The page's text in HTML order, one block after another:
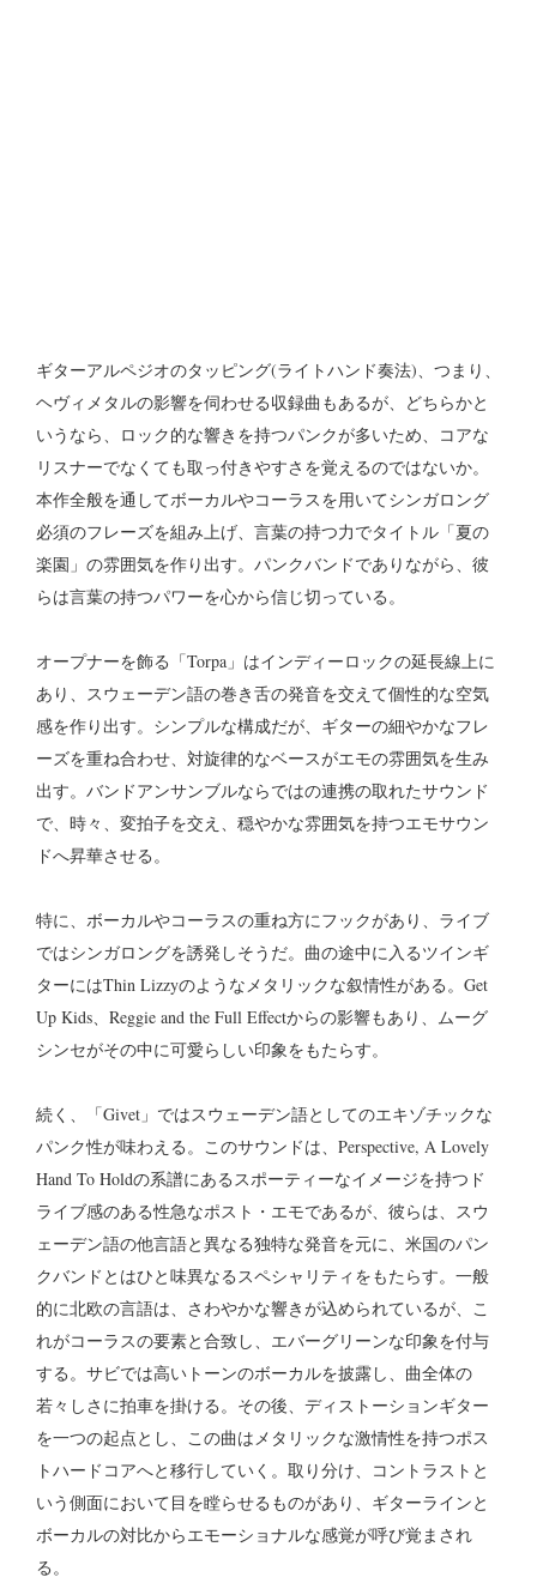
ギターアルペジオのタッピング(ライトハンド奏法)、つまり、
ヘヴィメタルの影響を伺わせる収録曲もあるが、どちらかと
いうなら、ロック的な響きを持つパンクが多いため、コアな
リスナーでなくても取っ付きやすさを覚えるのではないか。
本作全般を通してボーカルやコーラスを用いてシンガロング
必須のフレーズを組み上げ、言葉の持つ力でタイトル「夏の
楽園」の雰囲気を作り出す。パンクバンドでありながら、彼
らは言葉の持つパワーを心から信じ切っている。
オープナーを飾る「Torpa」はインディーロックの延長線上に
あり、スウェーデン語の巻き舌の発音を交えて個性的な空気
感を作り出す。シンプルな構成だが、ギターの細やかなフレ
ーズを重ね合わせ、対旋律的なベースがエモの雰囲気を生み
出す。バンドアンサンブルならではの連携の取れたサウンド
で、時々、変拍子を交え、穏やかな雰囲気を持つエモサウン
ドへ昇華させる。
特に、ボーカルやコーラスの重ね方にフックがあり、ライブ
ではシンガロングを誘発しそうだ。曲の途中に入るツインギ
ターにはThin Lizzyのようなメタリックな叙情性がある。Get
Up Kids、Reggie and the Full Effectからの影響もあり、ムーグ
シンセがその中に可愛らしい印象をもたらす。
続く、「Givet」ではスウェーデン語としてのエキゾチックな
パンク性が味わえる。このサウンドは、Perspective, A Lovely
Hand To Holdの系譜にあるスポーティーなイメージを持つド
ライブ感のある性急なポスト・エモであるが、彼らは、スウ
ェーデン語の他言語と異なる独特な発音を元に、米国のパン
クバンドとはひと味異なるスペシャリティをもたらす。一般
的に北欧の言語は、さわやかな響きが込められているが、こ
れがコーラスの要素と合致し、エバーグリーンな印象を付与
する。サビでは高いトーンのボーカルを披露し、曲全体の
若々しさに拍車を掛ける。その後、ディストーションギター
を一つの起点とし、この曲はメタリックな激情性を持つポス
トハードコアへと移行していく。取り分け、コントラストと
いう側面において目を瞠らせるものがあり、ギターラインと
ボーカルの対比からエモーショナルな感覚が呼び覚まされ
る。